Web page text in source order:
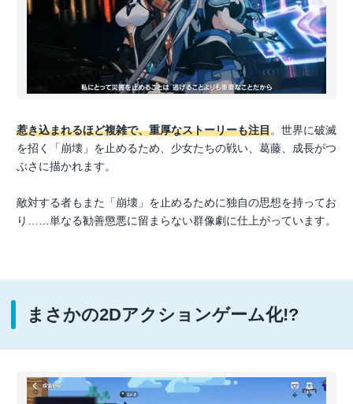
惹き込まれるほど複雑で、重厚なストーリーも注目。世界に破滅
を招く「崩壊」を止めるため、少女たちの戦い、葛藤、成長がつ
ぶさに描かれます。
敵対する者もまた「崩壊」を止めるために独自の思想を持ってお
り……単なる勧善懲悪に留まらない群像劇に仕上がっています。
まさかの2Dアクションゲーム化!?